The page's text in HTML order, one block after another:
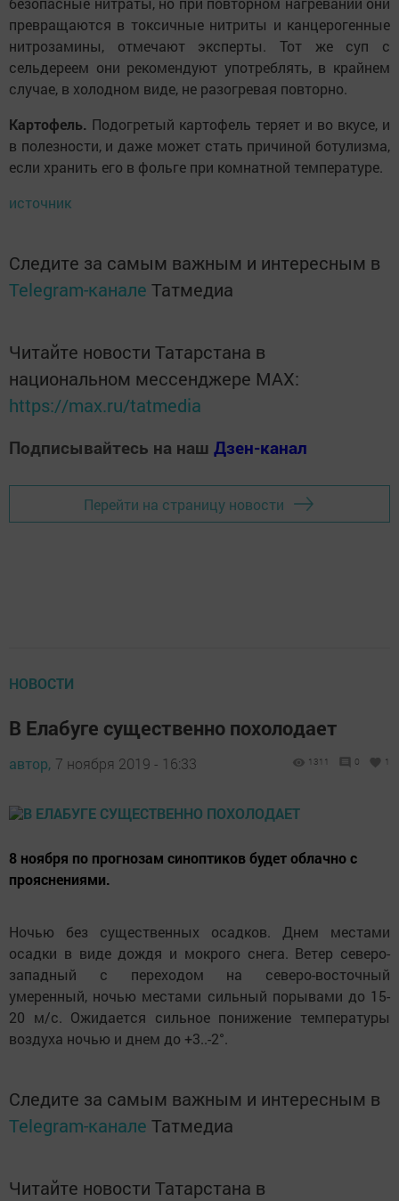
превращаются в токсичные нитриты и канцерогенные
нитрозамины, отмечают эксперты. Тот же суп с
сельдереем они рекомендуют употреблять, в крайнем
случае, в холодном виде, не разогревая повторно.
Картофель. Подогретый картофель теряет и во вкусе, и
в полезности, и даже может стать причиной ботулизма,
если хранить его в фольге при комнатной температуре.
источник
Следите за самым важным и интересным в
Telegram-канале Татмедиа
Читайте новости Татарстана в
национальном мессенджере MАХ:
https://max.ru/tatmedia
Подписывайтесь на наш Дзен-канал
Перейти на страницу новости
НОВОСТИ
В Елабуге существенно похолодает
автор, 7 ноября 2019 - 16:33 1311 0 1
8 ноября по прогнозам синоптиков будет облачно с
прояснениями.
Ночью без существенных осадков. Днем местами
осадки в виде дождя и мокрого снега. Ветер северо-
западный с переходом на северо-восточный
умеренный, ночью местами сильный порывами до 15-
20 м/с. Ожидается сильное понижение температуры
воздуха ночью и днем до +3..-2°.
Следите за самым важным и интересным в
Telegram-канале Татмедиа
Читайте новости Татарстана в